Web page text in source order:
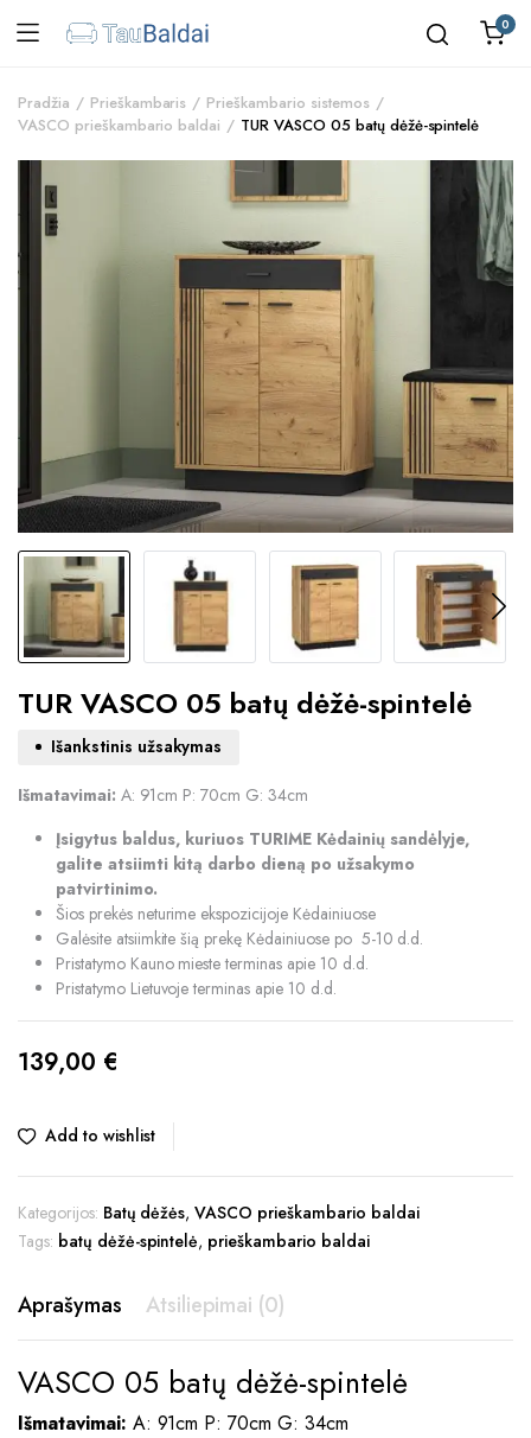
0
Pradžia Prieškambaris
Prieškambario sistemos
VASCO prieškambario baldai
TUR VASCO 05 batų dėžė-spintelė
TUR VASCO 05 batų dėžė-spintelė
Išankstinis užsakymas
Išmatavimai: A: 91cm P: 70cm G: 34cm
Įsigytus baldus, kuriuos TURIME Kėdainių sandėlyje,
galite atsiimti kitą darbo dieną po užsakymo
patvirtinimo.
Šios prekės neturime ekspozicijoje Kėdainiuose
Galėsite atsiimkite šią prekę Kėdainiuose po 5-10 d.d.
Pristatymo Kauno mieste terminas apie 10 d.d.
Pristatymo Lietuvoje terminas apie 10 d.d.
139,00 €
Add to wishlist
Kategorijos: Batų dėžės,VASCO prieškambario baldai
Tags: batų dėžė-spintelė, prieškambario baldai
Aprašymas Atsiliepimai (0)
VASCO 05 batų dėžė-spintelė
Išmatavimai: A: 91cm P: 70cm G: 34cm